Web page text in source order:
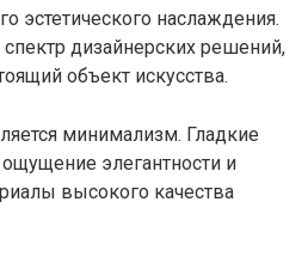
эстетического наслаждения.
дизайнерских решений,
объект искусства.
минимализм. Гладкие
элегантности и
высокого качества